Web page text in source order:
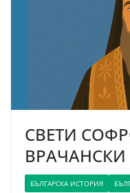
СВЕТИ
ВРАЧАНСКИ
БЪЛГАРСКА ИСТОРИЯ